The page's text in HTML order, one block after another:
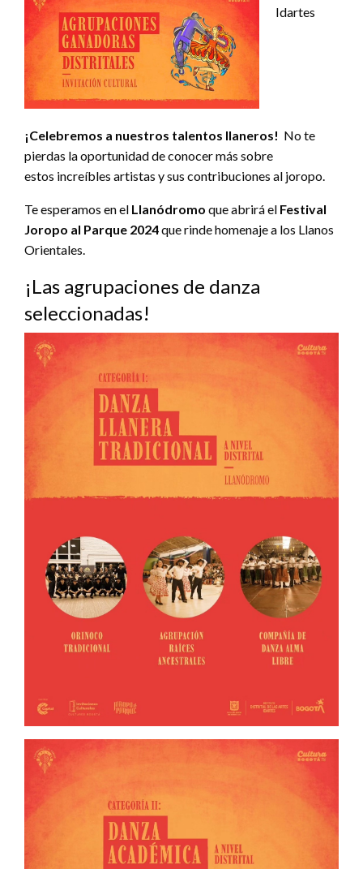
Idartes
¡Celebremos a nuestros talentos llaneros! No te
pierdas la oportunidad de conocer más sobre
estos increíbles artistas y sus contribuciones al joropo.
Te esperamos en el Llanódromo que abrirá el Festival
Joropo al Parque 2024que rinde homenaje a los Llanos
Orientales.
¡Las agrupaciones de danza
seleccionadas!